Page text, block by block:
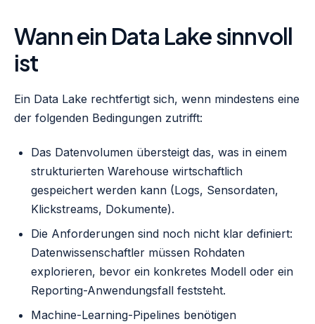
Wann ein Data Lake sinnvoll
ist
Ein Data Lake rechtfertigt sich, wenn mindestens eine
der folgenden Bedingungen zutrifft:
Das Datenvolumen übersteigt das, was in einem
strukturierten Warehouse wirtschaftlich
gespeichert werden kann (Logs, Sensordaten,
Klickstreams, Dokumente).
Die Anforderungen sind noch nicht klar definiert:
Datenwissenschaftler müssen Rohdaten
explorieren, bevor ein konkretes Modell oder ein
Reporting-Anwendungsfall feststeht.
Machine-Learning-Pipelines benötigen